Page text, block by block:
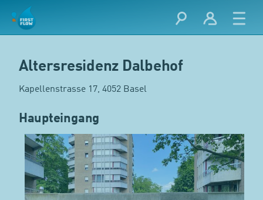
Altersresidenz Dalbehof
Kapellenstrasse 17, 4052 Basel
Haupteingang